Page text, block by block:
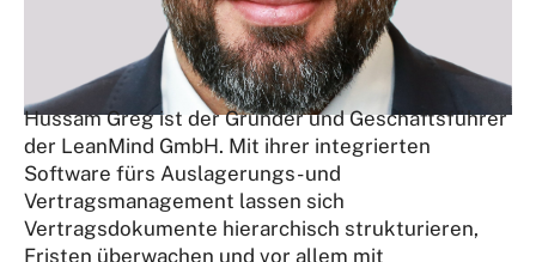
Hussam Greg ist der Gründer und Geschäftsführer
der LeanMind GmbH. Mit ihrer integrierten
Software fürs Auslagerungs- und
Vertragsmanagement lassen sich
Vertragsdokumente hierarchisch strukturieren,
Fristen überwachen und vor allem mit